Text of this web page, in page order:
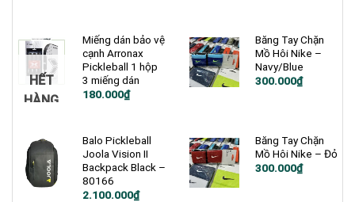
1.350.000₫.
HẾT
HÀNG
Miếng dán bảo vệ
cạnh Arronax
Pickleball 1 hộp
3 miếng dán
180.000₫
Băng Tay Chặn
Mồ Hôi Nike –
Navy/Blue
300.000₫
Balo Pickleball
Joola Vision II
Backpack Black –
80166
Giá
2.100.000₫
Giá
Băng Tay Chặn
Mồ Hôi Nike – Đỏ
300.000₫